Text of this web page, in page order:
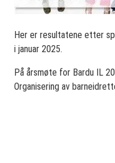
Her er resultatene etter
i januar 2025.
På årsmøte for Bardu IL
Organisering av